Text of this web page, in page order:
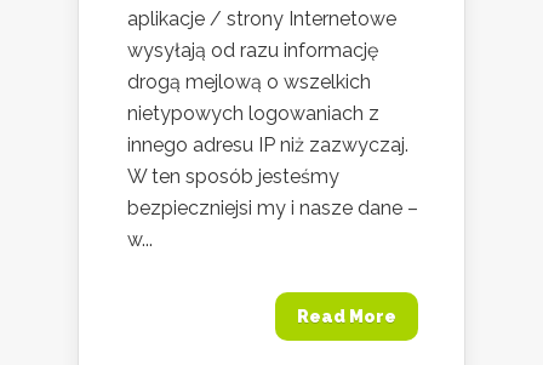
aplikacje / strony Internetowe
wysyłają od razu informację
drogą mejlową o wszelkich
nietypowych logowaniach z
innego adresu IP niż zazwyczaj.
W ten sposób jesteśmy
bezpieczniejsi my i nasze dane –
w...
Read More